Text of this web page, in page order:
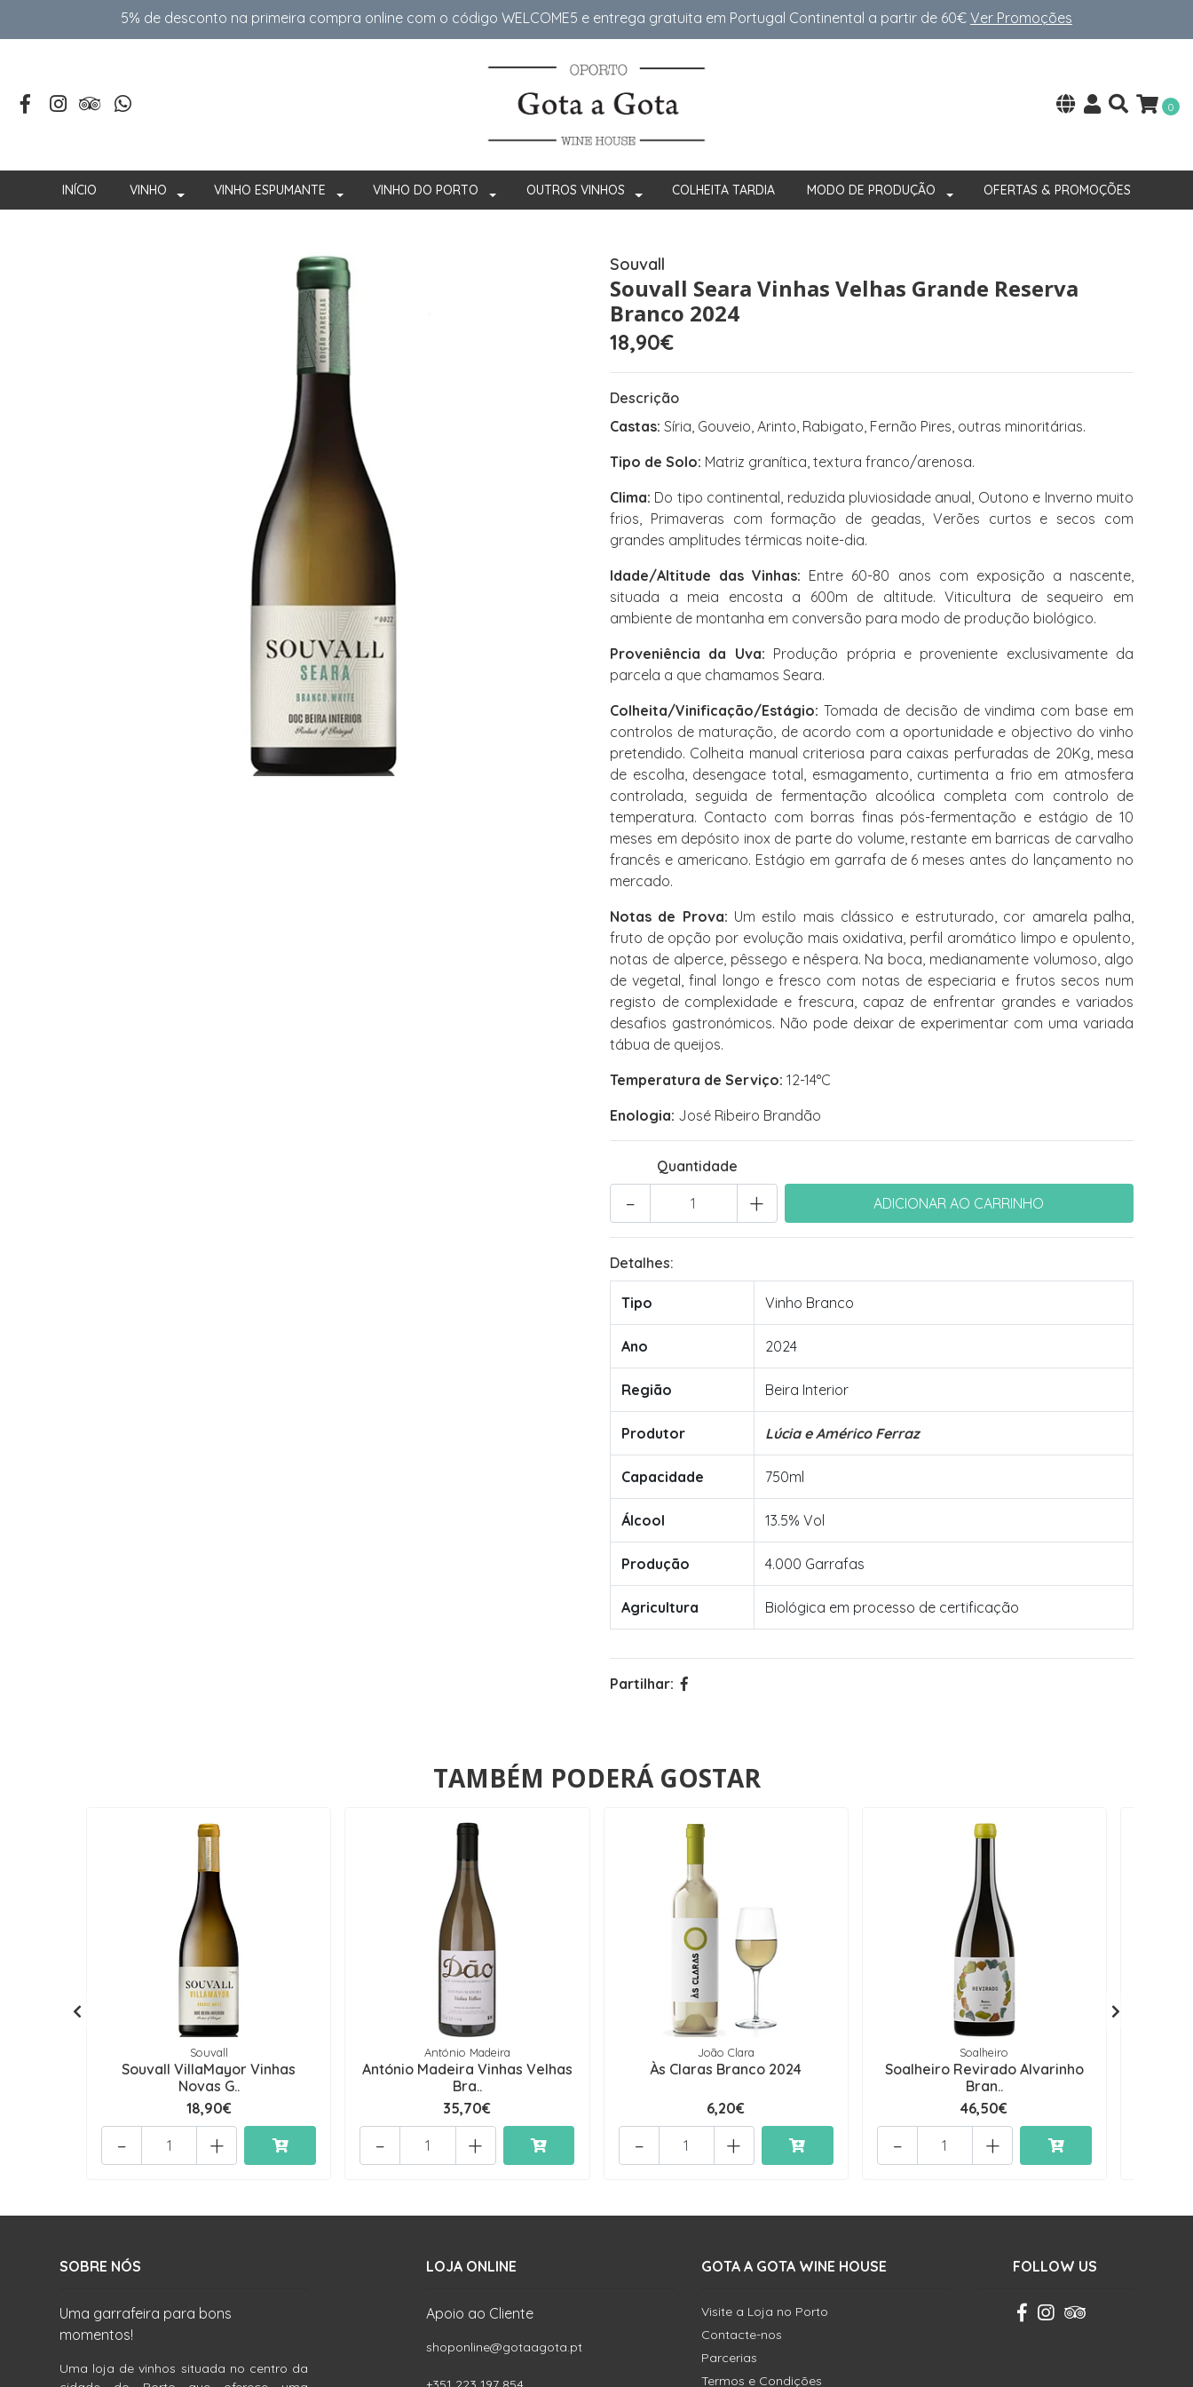
5% de desconto na primeira compra online com o código WELCOME5 e entrega gratuita em Portugal Continental a partir de 60€ Ver Promoções
0
INÍCIO VINHO VINHO ESPUMANTE VINHO DO PORTO OUTROS VINHOS COLHEITA TARDIA MODO DE PRODUÇÃO OFERTAS & PROMOÇÕES
Souvall
Souvall Seara Vinhas Velhas Grande Reserva
Branco 2024
18,90€
Descrição
Castas: Síria, Gouveio, Arinto, Rabigato, Fernão Pires, outras minoritárias.
Tipo de Solo: Matriz granítica, textura franco/arenosa.
Clima: Do tipo continental, reduzida pluviosidade anual, Outono e Inverno muito
frios, Primaveras com formação de geadas, Verões curtos e secos com
grandes amplitudes térmicas noite-dia.
Idade/Altitude das Vinhas: Entre 60-80 anos com exposição a nascente,
situada a meia encosta a 600m de altitude. Viticultura de sequeiro em
ambiente de montanha em conversão para modo de produção biológico.
Proveniência da Uva: Produção própria e proveniente exclusivamente da
parcela a que chamamos Seara.
Colheita/Vinificação/Estágio: Tomada de decisão de vindima com base em
controlos de maturação, de acordo com a oportunidade e objectivo do vinho
pretendido. Colheita manual criteriosa para caixas perfuradas de 20Kg, mesa
de escolha, desengace total, esmagamento, curtimenta a frio em atmosfera
controlada, seguida de fermentação alcoólica completa com controlo de
temperatura. Contacto com borras finas pós-fermentação e estágio de 10
meses em depósito inox de parte do volume, restante em barricas de carvalho
francês e americano. Estágio em garrafa de 6 meses antes do lançamento no
mercado.
Notas de Prova: Um estilo mais clássico e estruturado, cor amarela palha,
fruto de opção por evolução mais oxidativa, perfil aromático limpo e opulento,
notas de alperce, pêssego e nêspera. Na boca, medianamente volumoso, algo
de vegetal, final longo e fresco com notas de especiaria e frutos secos num
registo de complexidade e frescura, capaz de enfrentar grandes e variados
desafios gastronómicos. Não pode deixar de experimentar com uma variada
tábua de queijos.
Temperatura de Serviço: 12-14°C
Enologia: José Ribeiro Brandão
Quantidade
+
-
Detalhes:
Tipo Vinho Branco
Ano 2024
Região Beira Interior
Produtor Lúcia e Américo Ferraz
Capacidade 750ml
Álcool 13.5% Vol
Produção 4.000 Garrafas
Agricultura Biológica em processo de certificação
Partilhar:
TAMBÉM PODERÁ GOSTAR
Souvall
Souvall VillaMayor Vinhas
Novas G..
18,90€
+
-
António Madeira
António Madeira Vinhas Velhas
Bra..
35,70€
+
-
João Clara
Às Claras Branco 2024
6,20€
+
-
Soalheiro
Soalheiro Revirado Alvarinho
Bran..
46,50€
+
-
SOBRE NÓS
Uma garrafeira para bons
momentos!
Uma loja de vinhos situada no centro da
LOJA ONLINE
Apoio ao Cliente
shoponline@gotaagota.pt
GOTA A GOTA WINE HOUSE
Visite a Loja no Porto
Contacte-nos
Parcerias
Termos e Condições
FOLLOW US